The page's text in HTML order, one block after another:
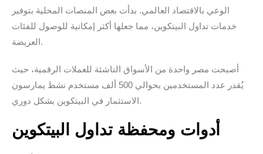
الوعي بالاقتصاد العالمي. بدأت بعض المنصات المحلية بتوفير
خدمات تداول البيتكوين، مما جعلها أكثر إمكانية للوصول للفئات
العريضة.
أصبحت مصر واحدة من الأسواق الناشئة للعملات الرقمية، حيث
يُقدر عدد المستخدمين بحوالي 500 ألف مستخدم نشط يمارسون
الاستثمار في البيتكوين بشكل دوري.
أدوات ومحفظة تداول البيتكوين